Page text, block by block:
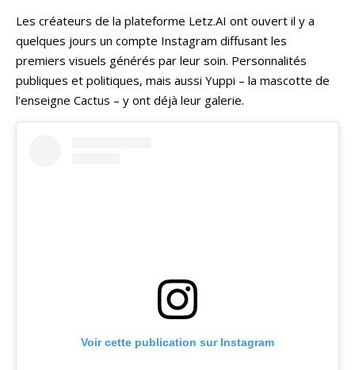
Les créateurs de la plateforme Letz.AI ont ouvert il y a
quelques jours un compte Instagram diffusant les
premiers visuels générés par leur soin. Personnalités
publiques et politiques, mais aussi Yuppi – la mascotte de
l’enseigne Cactus – y ont déjà leur galerie.
Voir cette publication sur Instagram